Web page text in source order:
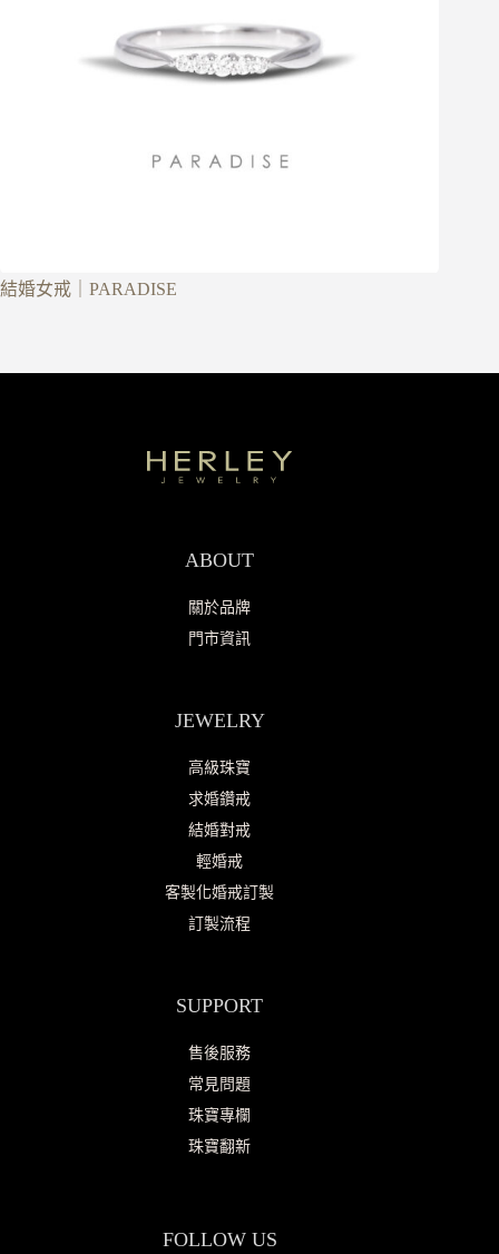
結婚女戒｜PARADISE
ABOUT
關於品牌
門市資訊
JEWELRY
高級珠寶
求婚鑽戒
結婚對戒
輕婚戒
客製化婚戒訂製
訂製流程
SUPPORT
售後服務
常見問題
珠寶專欄
珠寶翻新
FOLLOW US